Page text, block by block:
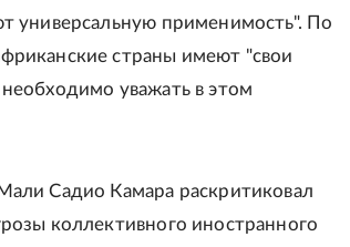
универсальную применимость". По
страны имеют "свои
уважать в этом
Садио Камара раскритиковал
коллективного иностранного